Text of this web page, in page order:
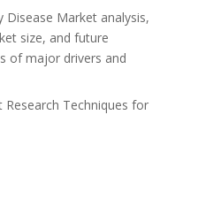
Disease Market analysis,
size, and future
of major drivers and
Techniques for